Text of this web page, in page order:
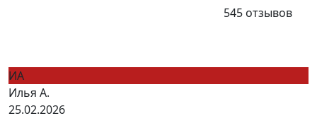
545 отзывов
ИА
Илья А.
25.02.2026